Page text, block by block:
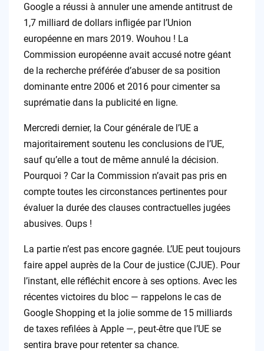
Google a réussi à annuler une amende antitrust de
1,7 milliard de dollars infligée par l’Union
européenne en mars 2019. Wouhou ! La
Commission européenne avait accusé notre géant
de la recherche préférée d’abuser de sa position
dominante entre 2006 et 2016 pour cimenter sa
suprématie dans la publicité en ligne.
Mercredi dernier, la Cour générale de l’UE a
majoritairement soutenu les conclusions de l’UE,
sauf qu’elle a tout de même annulé la décision.
Pourquoi ? Car la Commission n’avait pas pris en
compte toutes les circonstances pertinentes pour
évaluer la durée des clauses contractuelles jugées
abusives. Oups !
La partie n’est pas encore gagnée. L’UE peut toujours
faire appel auprès de la Cour de justice (CJUE). Pour
l’instant, elle réfléchit encore à ses options. Avec les
récentes victoires du bloc — rappelons le cas de
Google Shopping et la jolie somme de 15 milliards
de taxes refilées à Apple —, peut-être que l’UE se
sentira brave pour retenter sa chance.